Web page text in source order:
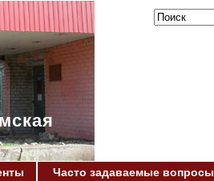
Часто задаваемые вопросы